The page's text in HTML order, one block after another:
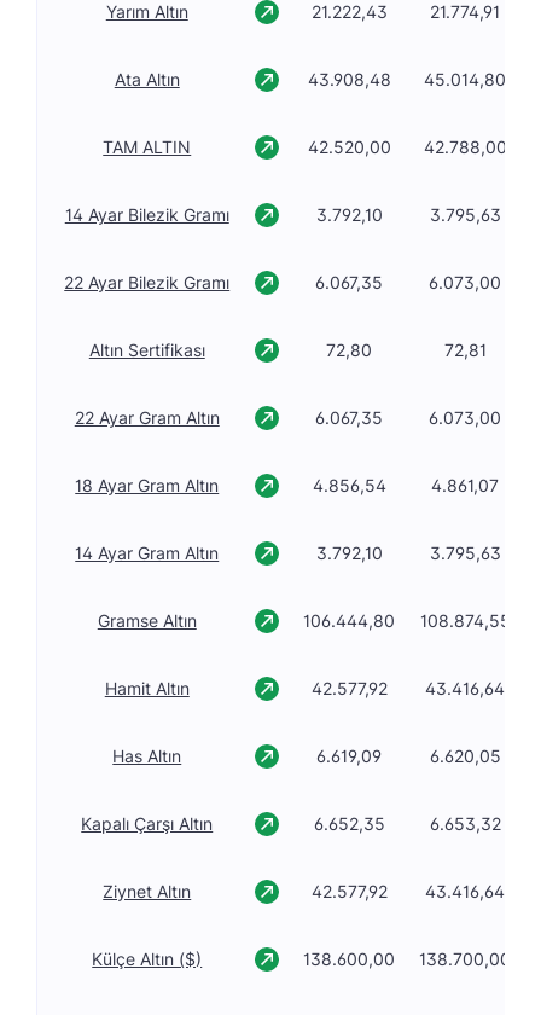
Yarım Altın 21.222,43 21.774,91
Ata Altın 43.908,48 45.014,80
TAM ALTIN 42.520,00 42.788,00
14 Ayar Bilezik Gramı 3.792,10 3.795,63
22 Ayar Bilezik Gramı 6.067,35 6.073,00
Altın Sertifikası 72,80 72,81
22 Ayar Gram Altın 6.067,35 6.073,00
18 Ayar Gram Altın 4.856,54 4.861,07
14 Ayar Gram Altın 3.792,10 3.795,63
Gramse Altın 106.444,80 108.874,55
Hamit Altın 42.577,92 43.416,64
Has Altın 6.619,09 6.620,05
Kapalı Çarşı Altın 6.652,35 6.653,32
Ziynet Altın 42.577,92 43.416,64
Külçe Altın ($) 138.600,00 138.700,00